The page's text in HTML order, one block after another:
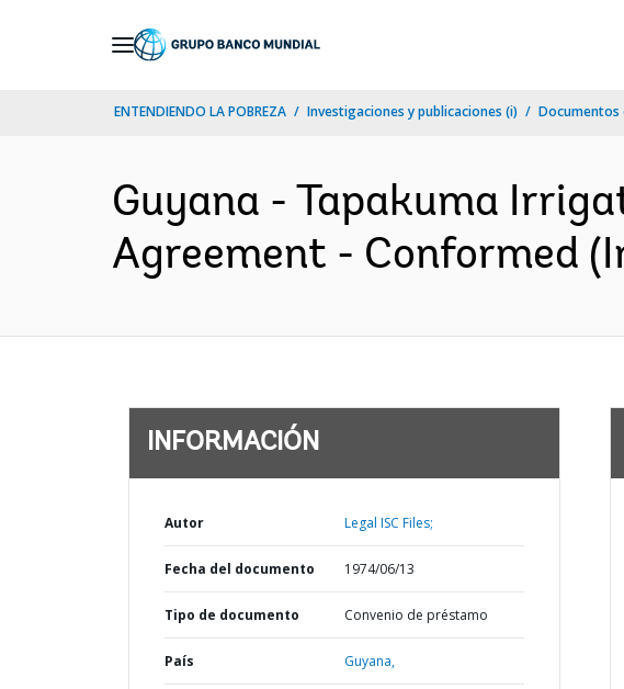
ENTENDIENDO LA POBREZA Investigaciones y publicaciones (i) Documentos
Guyana - Tapakuma
Agreement - Conformed
INFORMACIÓN
Autor Legal ISC Files;
Fecha del documento 1974/06/13
Tipo de documento Convenio de préstamo
País Guyana,